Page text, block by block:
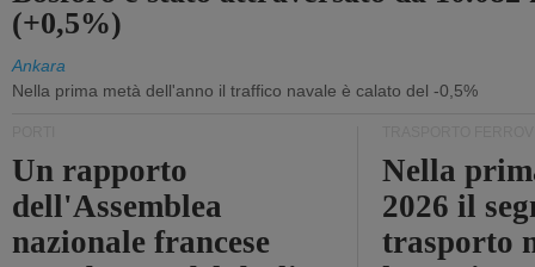
(+0,5%)
Ankara
Nella prima metà dell'anno il traffico navale è calato del -0,5%
Un rapporto
dell'Assemblea
nazionale francese
Nella
2026 il
trasporto